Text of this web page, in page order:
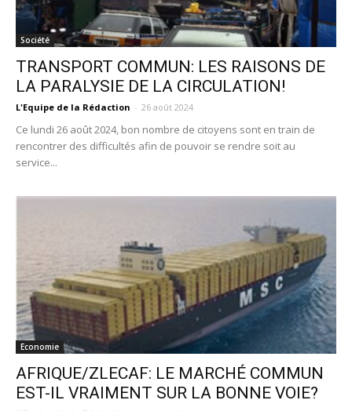
Société
TRANSPORT COMMUN: LES RAISONS DE
LA PARALYSIE DE LA CIRCULATION!
L'Equipe de la Rédaction - 26 août 2024
Ce lundi 26 août 2024, bon nombre de citoyens sont en train de
rencontrer des difficultés afin de pouvoir se rendre soit au
service...
Economie
AFRIQUE/ZLECAF: LE MARCHÉ COMMUN
EST-IL VRAIMENT SUR LA BONNE VOIE?